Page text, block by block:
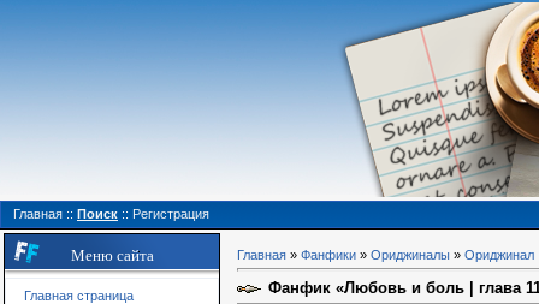
Главная :: Поиск :: Регистрация
Меню сайта
Главная страница
Главная » Фанфики » Ориджиналы » Ориджинал
Фанфик «Любовь и боль | глава